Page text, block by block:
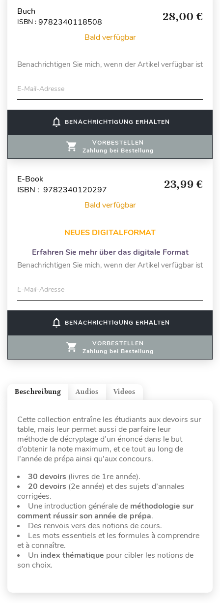
Buch
ISBN : 9782340118508 28,00 €
Bald verfügbar
Benachrichtigen Sie mich, wenn der Artikel verfügbar ist
E-Mail-Adresse
notifications_none BENACHRICHTIGUNG ERHALTEN
VORBESTELLEN
Zahlung bei Bestellung
E-Book
ISBN : 9782340120297
23,99 €
Bald verfügbar
NEUES DIGITALFORMAT
Erfahren Sie mehr über das digitale Format
Benachrichtigen Sie mich, wenn der Artikel verfügbar ist
E-Mail-Adresse
notifications_none BENACHRICHTIGUNG ERHALTEN
VORBESTELLEN
Zahlung bei Bestellung
Videos
Audios
Beschreibung
Cette collection entraîne les étudiants aux devoirs sur
table, mais leur permet aussi de parfaire leur
méthode de décryptage d’un énoncé dans le but
d’obtenir la note maximum, et ce tout au long de
l’année de prépa ainsi qu’aux concours.
30 devoirs (livres de 1re année).
20 devoirs (2e année) et des sujets d’annales
corrigées.
Une introduction générale de méthodologie sur
comment réussir son année de prépa.
Des renvois vers des notions de cours.
Les mots essentiels et les formules à comprendre
et à connaître.
Un index thématique pour cibler les notions de
son choix.